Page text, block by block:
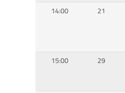
14:00 21
15:00 29